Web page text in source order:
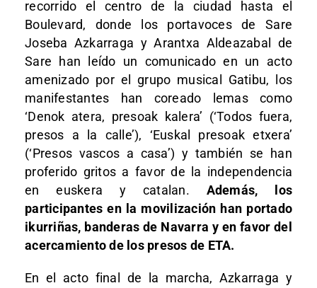
recorrido el centro de la ciudad hasta el
Boulevard, donde los portavoces de Sare
Joseba Azkarraga y Arantxa Aldeazabal de
Sare han leído un comunicado en un acto
amenizado por el grupo musical Gatibu, los
manifestantes han coreado lemas como
‘Denok atera, presoak kalera’ (‘Todos fuera,
presos a la calle’), ‘Euskal presoak etxera’
(‘Presos vascos a casa’) y también se han
proferido gritos a favor de la independencia
en euskera y catalan. Además, los
participantes en la movilización han portado
ikurriñas, banderas de Navarra y en favor del
acercamiento de los presos de ETA.
En el acto final de la marcha, Azkarraga y